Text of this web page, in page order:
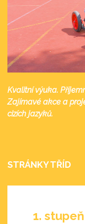
Kvalitní výuka.
Zajímavé akce a
cizích jazyků.
STRÁNKY TŘÍD
1. stupeň